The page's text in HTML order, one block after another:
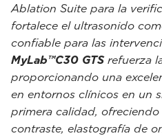
Ablation Suite para la
fortalece el ultrasonido
confiable para las
MyLab™C30 GTSrefuerza
proporcionando una
en entornos clínicos en un
primera calidad,
contraste, elastografía de